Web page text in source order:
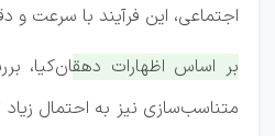
اجتماعی، این فرآیند با سرعت و
بر اساس اظهارات دهقان‌کیا،
متناسب‌سازی نیز به احتمال زیاد